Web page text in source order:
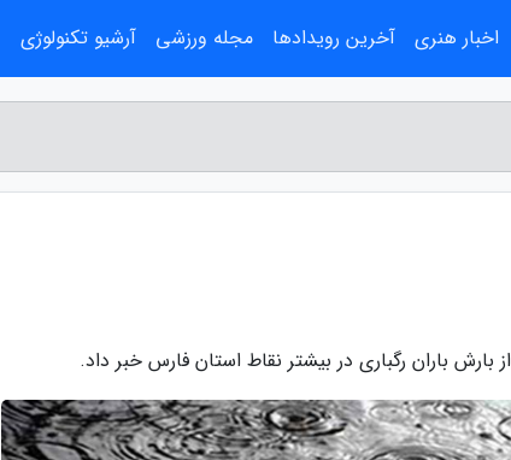
باران رگباری در بیشتر نقاط استان فارس خبر داد.
اخبار هنری آخرین رویدادها مجله ورزشی آرشیو تکنولوژی